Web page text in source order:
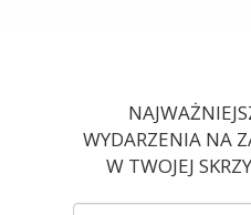
WYDARZENIA NA
W TWOJEJ